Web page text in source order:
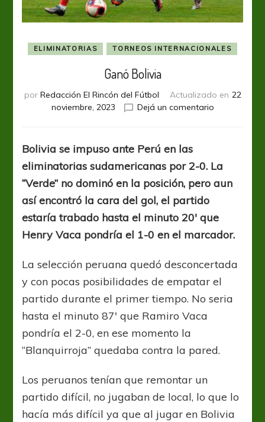
ELIMINATORIAS TORNEOS INTERNACIONALES
Ganó Bolivia
por Redacción El Rincón del Fútbol Actualizado en 22
noviembre, 2023
Dejá un comentarioen
Bolivia se impuso ante Perú en las
eliminatorias sudamericanas por 2-0. La
“Verde” no dominó en la posición, pero aun
así encontró la cara del gol, el partido
estaría trabado hasta el minuto 20′ que
Henry Vaca pondría el 1-0 en el marcador.
La selección peruana quedó desconcertada
y con pocas posibilidades de empatar el
partido durante el primer tiempo. No seria
hasta el minuto 87′ que Ramiro Vaca
pondría el 2-0, en ese momento la
“Blanquirroja” quedaba contra la pared.
Los peruanos tenían que remontar un
partido difícil, no jugaban de local, lo que lo
hacía más difícil ya que al jugar en Bolivia